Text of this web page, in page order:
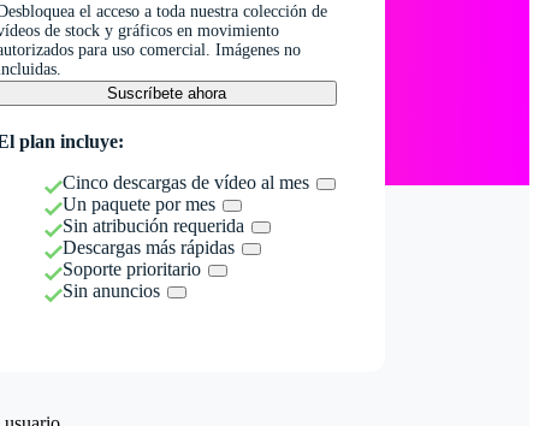
el acceso a toda nuestra colección de
de stock y gráficos en movimiento
para uso comercial. Imágenes no
Suscríbete ahora
plan incluye:
Cinco descargas de vídeo al mes
Un paquete por mes
Sin atribución requerida
Descargas más rápidas
Soporte prioritario
Sin anuncios